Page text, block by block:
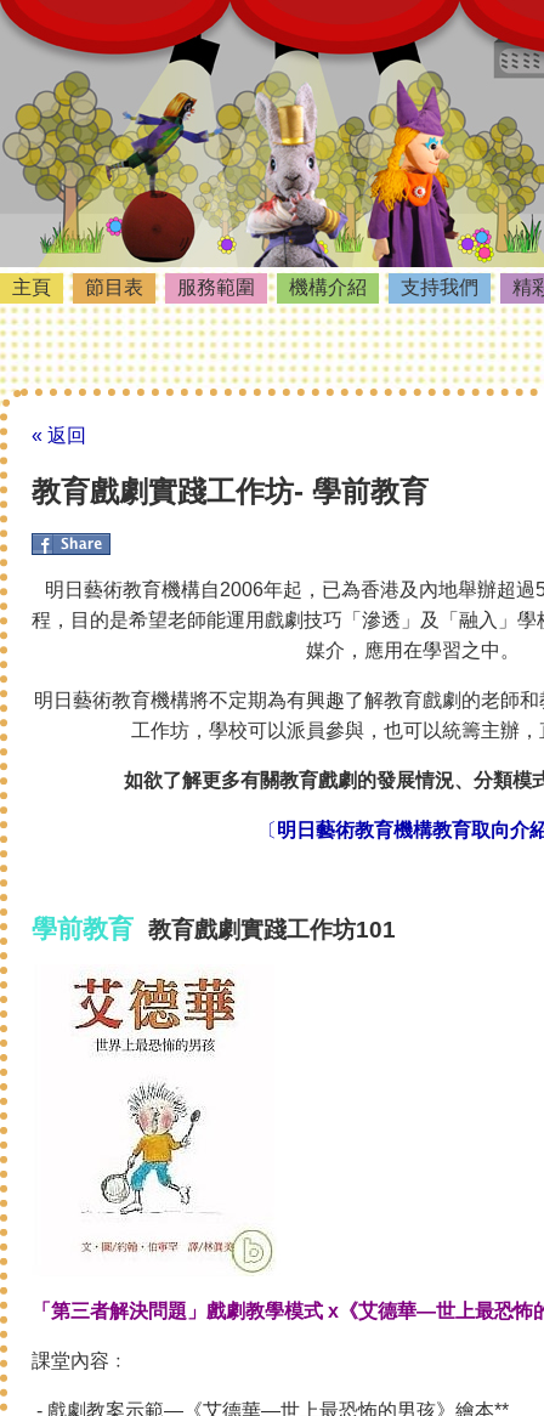
主頁 節目表 服務範圍 機構介紹 支持我們 精
« 返回
教育戲劇實踐工作坊- 學前教育
明日藝術教育機構自2006年起，已為香港及內地舉辦超
程，目的是希望老師能運用戲劇技巧「滲透」及「融入」
媒介，應用在學習之中。
明日藝術教育機構將不定期為有興趣了解教育戲劇的老師
工作坊，學校可以派員參與，也可以統籌主辦
如欲了解更多有關教育戲劇的發展情況、分類模
〔 明日藝術教育機構教育取向介
學前教育 教育戲劇實踐工作坊101
「第三者解決問題」戲劇教學模式 x《艾德華—世上最恐怖
課堂內容﹕
- 戲劇教案示範—《艾德華—世上最恐怖的男孩》繪本**